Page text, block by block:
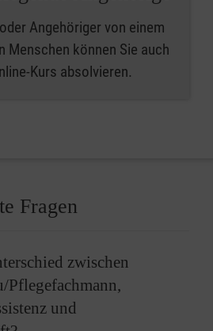
Angehöriger von einem
Menschen können Sie auch
Kurs absolvieren.
Fragen
zwischen
Pflegefachmann,
und